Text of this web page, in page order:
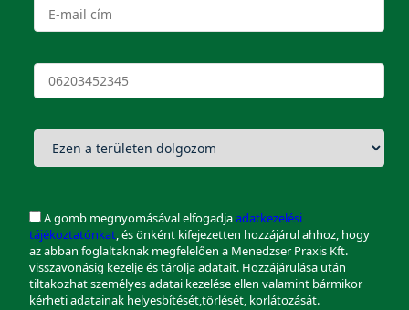
A gomb megnyomásával elfogadjaadatkezelési
tájékoztatónkat, és önként kifejezetten hozzájárul ahhoz, hogy
az abban foglaltaknak megfelelően a Menedzser Praxis Kft.
visszavonásig kezelje és tárolja adatait. Hozzájárulása után
tiltakozhat személyes adatai kezelése ellen valamint bármikor
kérheti adatainak helyesbítését,törlését, korlátozását.